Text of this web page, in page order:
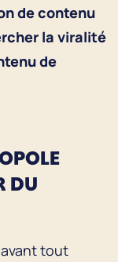
de contenu
la viralité
de
DU
tout